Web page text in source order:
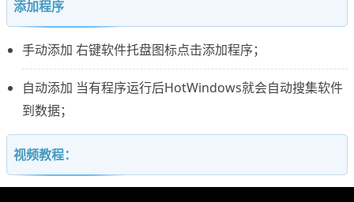
添加程序
手动添加 右键软件托盘图标点击添加程序；
自动添加 当有程序运行后HotWindows就会自动搜集软件
到数据；
视频教程：